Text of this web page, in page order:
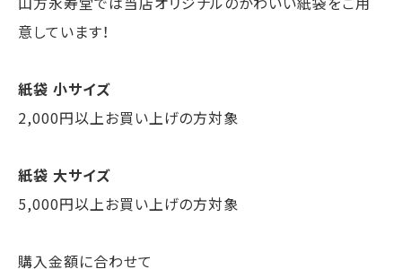
意しています！
紙袋 小サイズ
2,000円以上お買い上げの方対象
紙袋 大サイズ
5,000円以上お買い上げの方対象
購入金額に合わせて